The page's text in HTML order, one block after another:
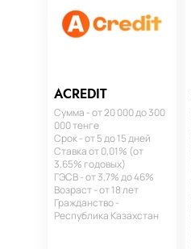
ACREDIT
Сумма - от 20 000 до 300
000 тенге
Срок - от 5 до 15 дней
Ставка от 0,01% (от
3,65% годовых)
ГЭСВ - от 3,7% до 46%
Возраст - от 18 лет
Гражданство -
Республика Казахстан